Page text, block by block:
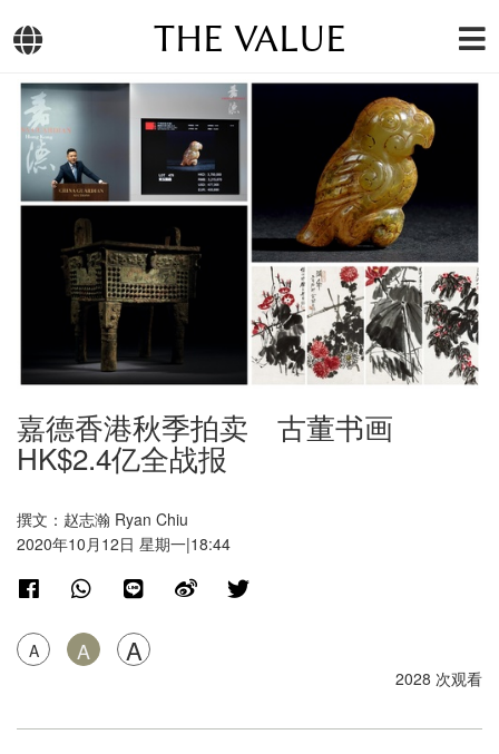
THE VALUE
嘉德香港秋季拍卖 古董书画
HK$2.4亿全战报
撰文：赵志瀚 Ryan Chiu
2020年10月12日 星期一|18:44
A A A
2028 次观看